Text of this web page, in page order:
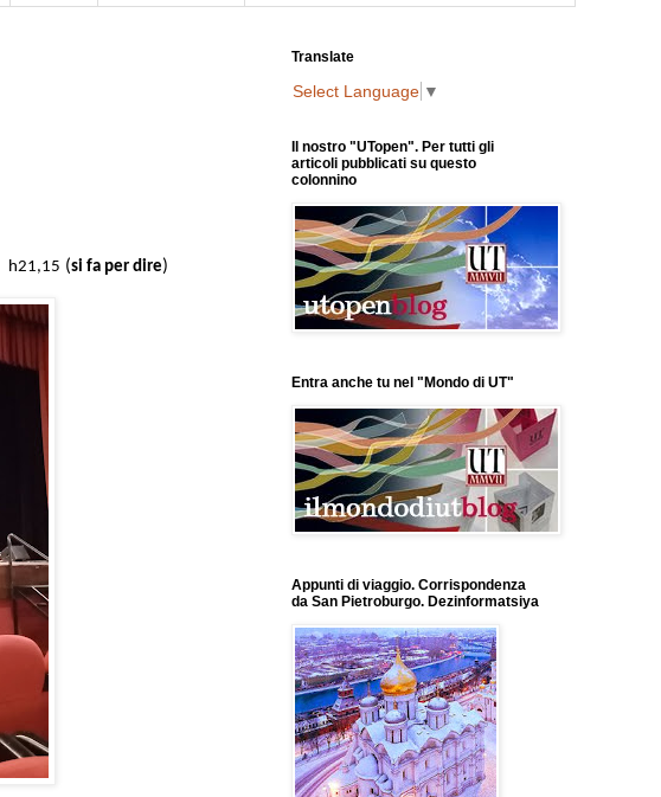
h21,15 (si fa per dire)
Translate
Select Language ▼
Il nostro "UTopen". Per tutti gli
articoli pubblicati su questo
colonnino
Entra anche tu nel "Mondo di UT"
Appunti di viaggio. Corrispondenza
da San Pietroburgo. Dezinformatsiya